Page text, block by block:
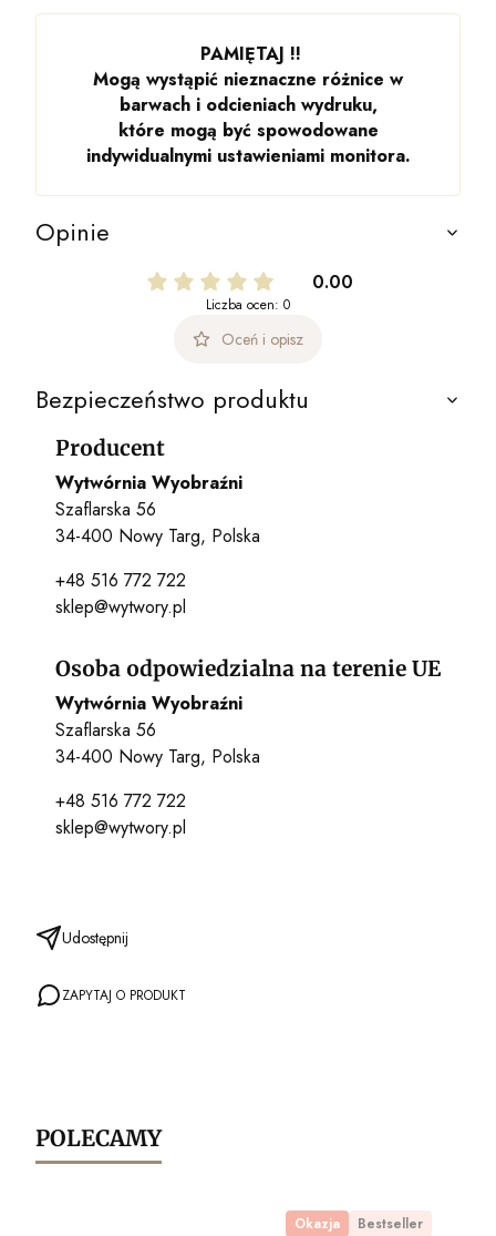
PAMIĘTAJ !!
Mogą wystąpić nieznaczne różnice w
barwach i odcieniach wydruku,
które mogą być spowodowane
indywidualnymi ustawieniami monitora.
Opinie
0.00
Liczba ocen: 0
Oceń i opisz
Bezpieczeństwo produktu
Producent
Wytwórnia Wyobraźni
Szaflarska 56
34-400 Nowy Targ, Polska
+48 516 772 722
sklep@wytwory.pl
Osoba odpowiedzialna na terenie UE
Wytwórnia Wyobraźni
Szaflarska 56
34-400 Nowy Targ, Polska
+48 516 772 722
sklep@wytwory.pl
Udostępnij
ZAPYTAJ O PRODUKT
POLECAMY
Okazja Bestseller